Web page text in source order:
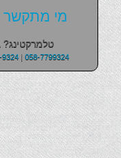
מי מתקשר אלי מ
טלמרקטינג?
9324| 058-7799324